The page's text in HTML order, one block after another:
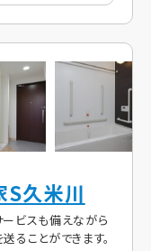
S久米川
ビスも備えながら
ることができます。